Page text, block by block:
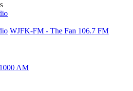
WJFK-FM - The Fan 106.7 FM
AM